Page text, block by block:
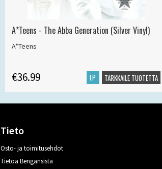
A*Teens - The Abba Generation (Silver Vinyl)
A*Teens
€36.99 LP TARKKAILE TUOTETTA
Tieto
Osto- ja toimitusehdot
Tietoa Bengansista